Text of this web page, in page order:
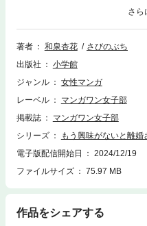
子のアランと交流を深め、自由な
祖父が遺した手紙を見つけたヴェ
りーーヴェラに秘められた力の真
巻!!
著者 和泉杏花
さびのぶち
出版社
小学館
ジャンル
女性マンガ
レーベル
マンガワン女子部
掲載誌
マンガワン女子部
シリーズ
もう興味がないと離
電子版配信開始日
2024/12/19
ファイルサイズ
75.97 MB
作品をシェアする